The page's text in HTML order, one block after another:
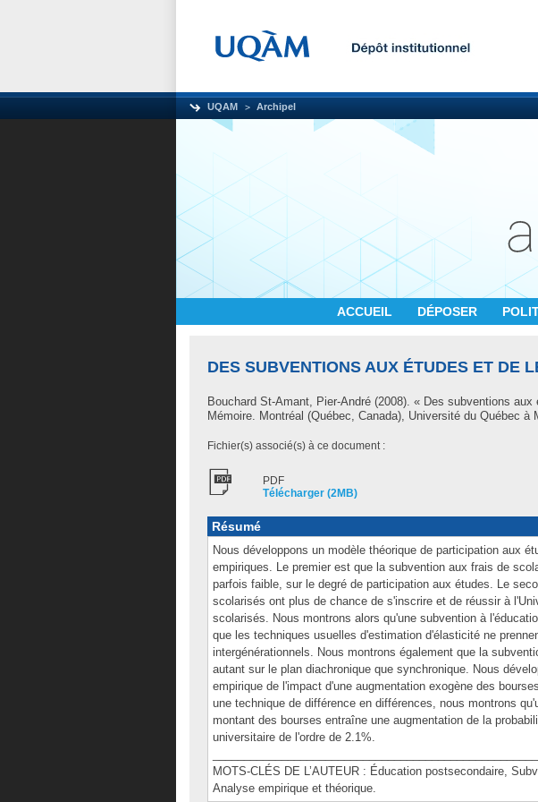
UQAM Archipel
ACCUEIL DÉPOSER
DES SUBVENTIONS AUX ÉTUDES ET DE
Bouchard St-Amant, Pier-André (2008). « Des subventions
Mémoire. Montréal (Québec, Canada), Université du Québec à
Fichier(s) associé(s) à ce document :
PDF
Télécharger (2MB)
Résumé
Nous développons un modèle théorique de participation aux
empiriques. Le premier est que la subvention aux frais de
parfois faible, sur le degré de participation aux études. Le
scolarisés ont plus de chance de s'inscrire et de réussir à
scolarisés. Nous montrons alors qu'une subvention à
que les techniques usuelles d'estimation d'élasticité ne
intergénérationnels. Nous montrons également que la
autant sur le plan diachronique que synchronique. Nous
empirique de l'impact d'une augmentation exogène des
une technique de différence en différences, nous montrons
montant des bourses entraîne une augmentation de la
universitaire de l'ordre de 2.1%.
MOTS-CLÉS DE L’AUTEUR : Éducation postsecondaire,
Analyse empirique et théorique.